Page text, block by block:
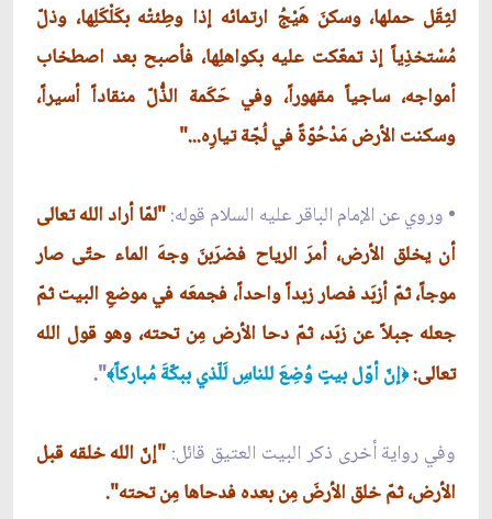
لثِقَل حملها، وسكنَ هَيْجُ ارتمائه إذا وطِئتْه بكَلْكَلِها، وذلّ
مُسْتخذِياً إذ تمعّكت عليه بكواهلِها، فأصبح بعد اصطخاب
أمواجه، ساجياً مقهوراً، وفي حَكَمة الذُّلّ منقاداً أسيراً،
وسكنت الأرض مَدْحُوّةً في لُجّة تيارِه..."
• وروي عن الإمام الباقر عليه السلام قوله:"لمّا أراد الله تعالى
أن يخلق الأرض، أمرَ الرياح فضرَبنَ وجهَ الماء حتّى صار
موجاً، ثمّ أزبَد فصار زبداً واحداً، فجمعَه في موضعِ البيت ثمّ
جعله جبلاً عن زبَد، ثمّ دحا الأرض مِن تحته، وهو قول الله
تعالى: ﴿إنّ أوّل بيتٍ وُضِعَ للناسِ لَلّذي ببكّةَ مُباركاً﴾".
وفي رواية أخرى ذكر البيت العتيق قائل: "إنّ الله خلقه قبل
الأرض، ثمّ خلق الأرضَ مِن بعده فدحاها مِن تحته".